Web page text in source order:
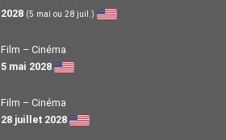
2028 (5 mai ou 28 juil.)
Film – Cinéma
5 mai 2028
Film – Cinéma
28 juillet 2028